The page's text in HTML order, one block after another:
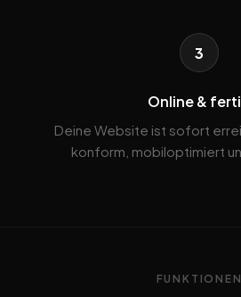
3
Online &
Deine Website ist sofort
konform, mobiloptimiert
FUNKTIONEN